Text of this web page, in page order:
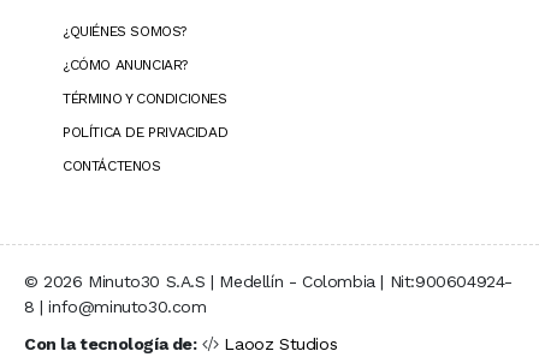
¿QUIÉNES SOMOS?
¿CÓMO ANUNCIAR?
TÉRMINO Y CONDICIONES
POLÍTICA DE PRIVACIDAD
CONTÁCTENOS
© 2026 Minuto30 S.A.S | Medellín - Colombia | Nit:900604924-
8 | info@minuto30.com
Con la tecnología de:
Laooz Studios